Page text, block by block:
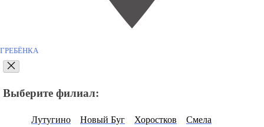
ГРЕБЁНКА
Выберите филиал:
Лутугино Новый Буг Хоростков
Смела